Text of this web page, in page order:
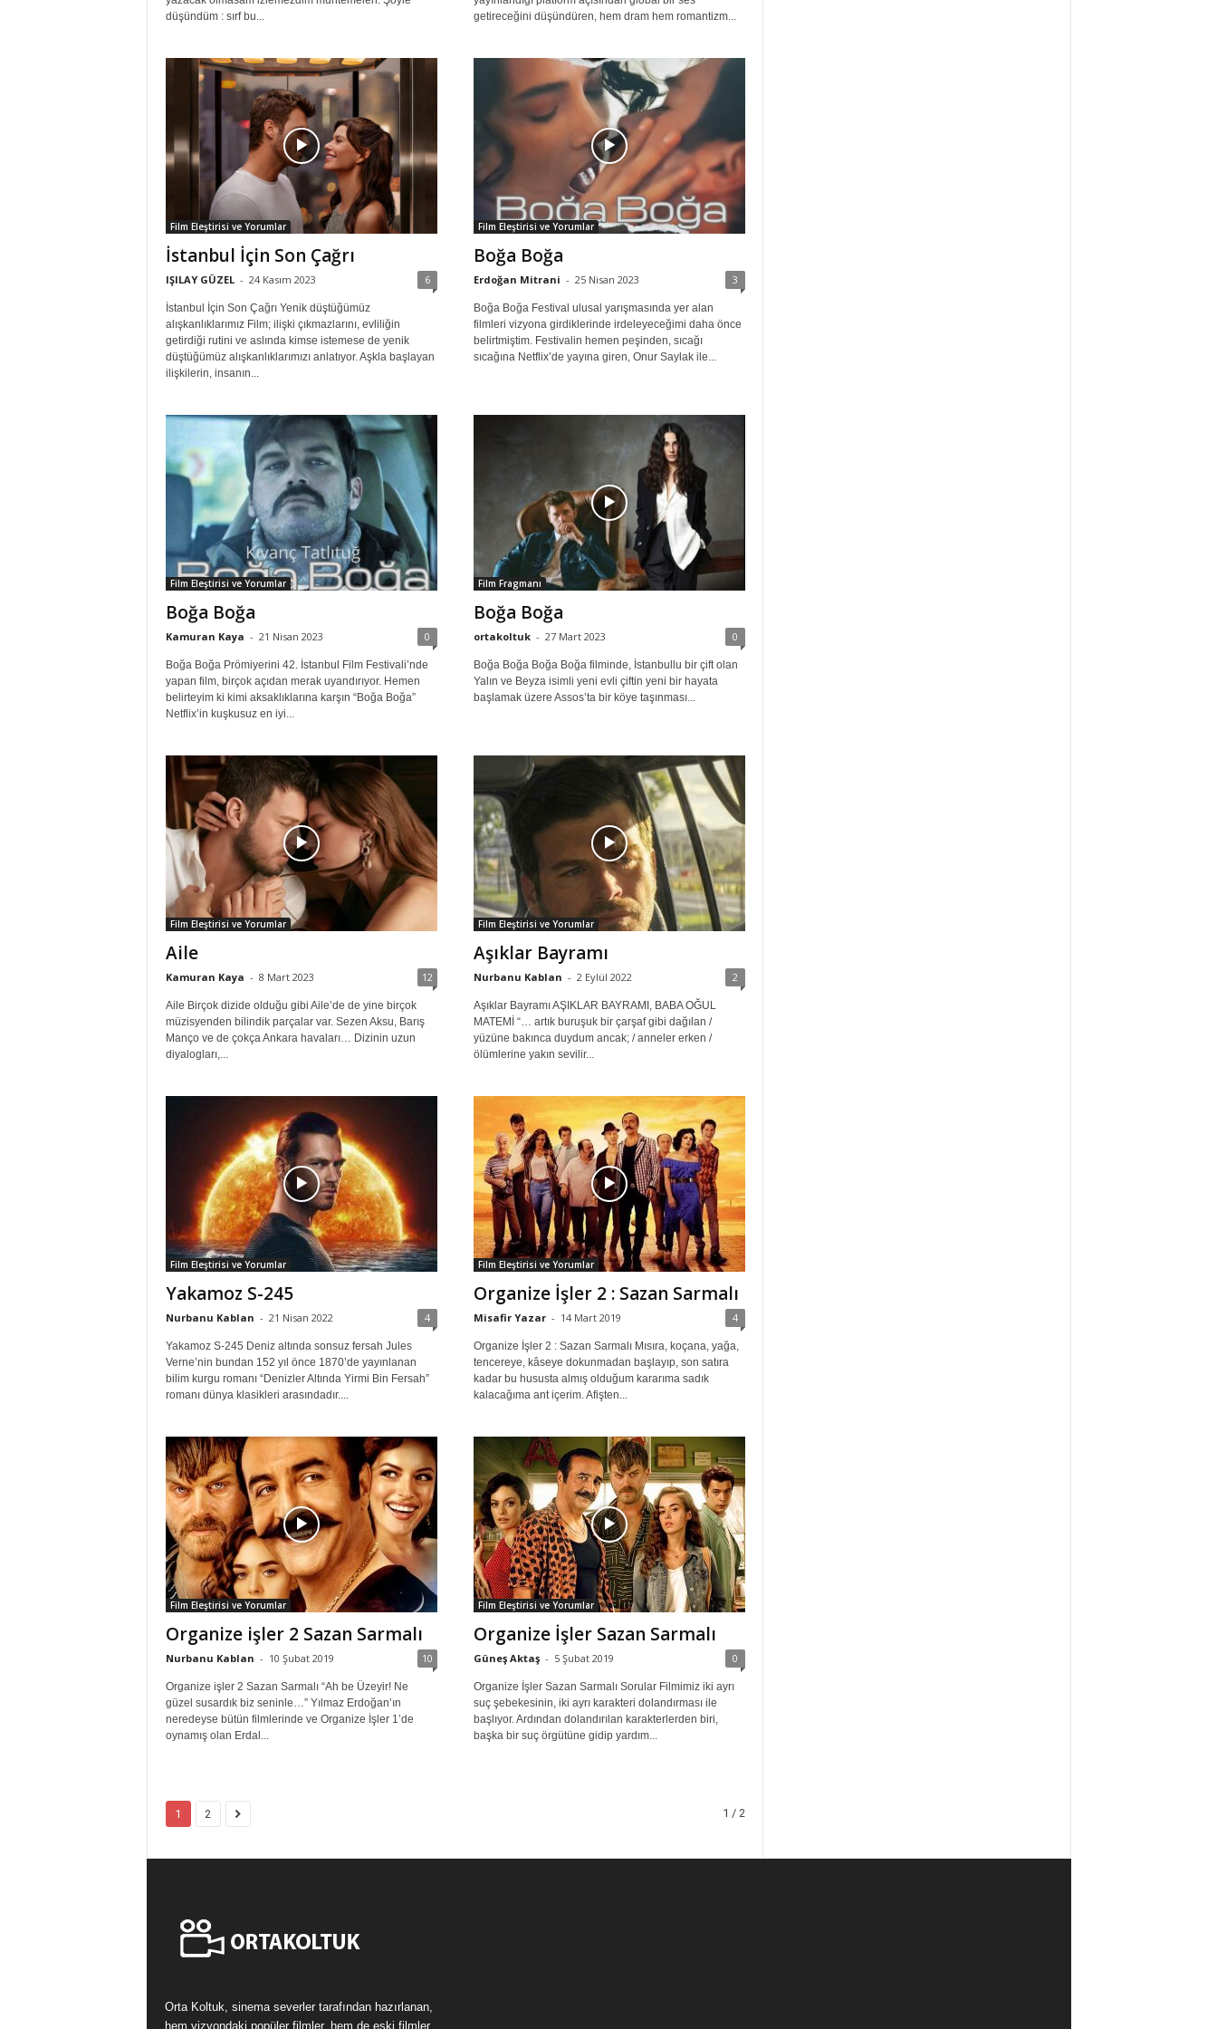
düşündüm : sırf bu...
getireceğini düşündüren, hem dram hem romantizm...
Film Eleştirisi ve Yorumlar
İstanbul İçin Son Çağrı
IŞILAY GÜZEL - 24 Kasım 2023 6
İstanbul İçin Son Çağrı Yenik düştüğümüz
alışkanlıklarımız Film; ilişki çıkmazlarını, evliliğin
getirdiği rutini ve aslında kimse istemese de yenik
düştüğümüz alışkanlıklarımızı anlatıyor. Aşkla başlayan
ilişkilerin, insanın...
Film Eleştirisi ve Yorumlar
Boğa Boğa
Erdoğan Mitrani - 25 Nisan 2023 3
Boğa Boğa Festival ulusal yarışmasında yer alan
filmleri vizyona girdiklerinde irdeleyeceğimi daha önce
belirtmiştim. Festivalin hemen peşinden, sıcağı
sıcağına Netflix’de yayına giren, Onur Saylak ile...
Film Eleştirisi ve Yorumlar
Boğa Boğa
Kamuran Kaya - 21 Nisan 2023 0
Boğa Boğa Prömiyerini 42. İstanbul Film Festivali’nde
yapan film, birçok açıdan merak uyandırıyor. Hemen
belirteyim ki kimi aksaklıklarına karşın “Boğa Boğa”
Netflix’in kuşkusuz en iyi...
Film Fragmanı
Boğa Boğa
ortakoltuk - 27 Mart 2023 0
Boğa Boğa Boğa Boğa filminde, İstanbullu bir çift olan
Yalın ve Beyza isimli yeni evli çiftin yeni bir hayata
başlamak üzere Assos’ta bir köye taşınması...
Film Eleştirisi ve Yorumlar
Aile
Kamuran Kaya - 8 Mart 2023 12
Aile Birçok dizide olduğu gibi Aile’de de yine birçok
müzisyenden bilindik parçalar var. Sezen Aksu, Barış
Manço ve de çokça Ankara havaları… Dizinin uzun
diyalogları,...
Film Eleştirisi ve Yorumlar
Aşıklar Bayramı
Nurbanu Kablan - 2 Eylül 2022 2
Aşıklar Bayramı AŞIKLAR BAYRAMI, BABA OĞUL
MATEMİ “… artık buruşuk bir çarşaf gibi dağılan /
yüzüne bakınca duydum ancak; / anneler erken /
ölümlerine yakın sevilir...
Film Eleştirisi ve Yorumlar
Yakamoz S-245
Nurbanu Kablan - 21 Nisan 2022 4
Yakamoz S-245 Deniz altında sonsuz fersah Jules
Verne’nin bundan 152 yıl önce 1870’de yayınlanan
bilim kurgu romanı “Denizler Altında Yirmi Bin Fersah”
romanı dünya klasikleri arasındadır....
Film Eleştirisi ve Yorumlar
Organize İşler 2 : Sazan Sarmalı
Misafir Yazar - 14 Mart 2019 4
Organize İşler 2 : Sazan Sarmalı Mısıra, koçana, yağa,
tencereye, kâseye dokunmadan başlayıp, son satıra
kadar bu hususta almış olduğum kararıma sadık
kalacağıma ant içerim. Afişten...
Film Eleştirisi ve Yorumlar
Organize işler 2 Sazan Sarmalı
Nurbanu Kablan - 10 Şubat 2019 10
Organize işler 2 Sazan Sarmalı “Ah be Üzeyir! Ne
güzel susardık biz seninle…” Yılmaz Erdoğan’ın
neredeyse bütün filmlerinde ve Organize İşler 1’de
oynamış olan Erdal...
Film Eleştirisi ve Yorumlar
Organize İşler Sazan Sarmalı
Güneş Aktaş - 5 Şubat 2019 0
Organize İşler Sazan Sarmalı Sorular Filmimiz iki ayrı
suç şebekesinin, iki ayrı karakteri dolandırması ile
başlıyor. Ardından dolandırılan karakterlerden biri,
başka bir suç örgütüne gidip yardım...
1 2 1 / 2
Orta Koltuk, sinema severler tarafından hazırlanan,
hem vizyondaki popüler filmler, hem de eski filmler